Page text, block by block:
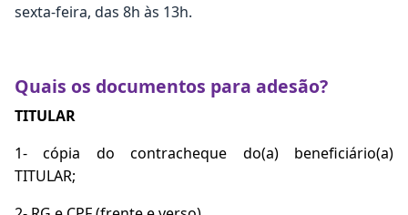
sexta-feira, das 8h às 13h.
Quais os documentos para adesão?
TITULAR
1- cópia do contracheque do(a) beneficiário(a)
TITULAR;